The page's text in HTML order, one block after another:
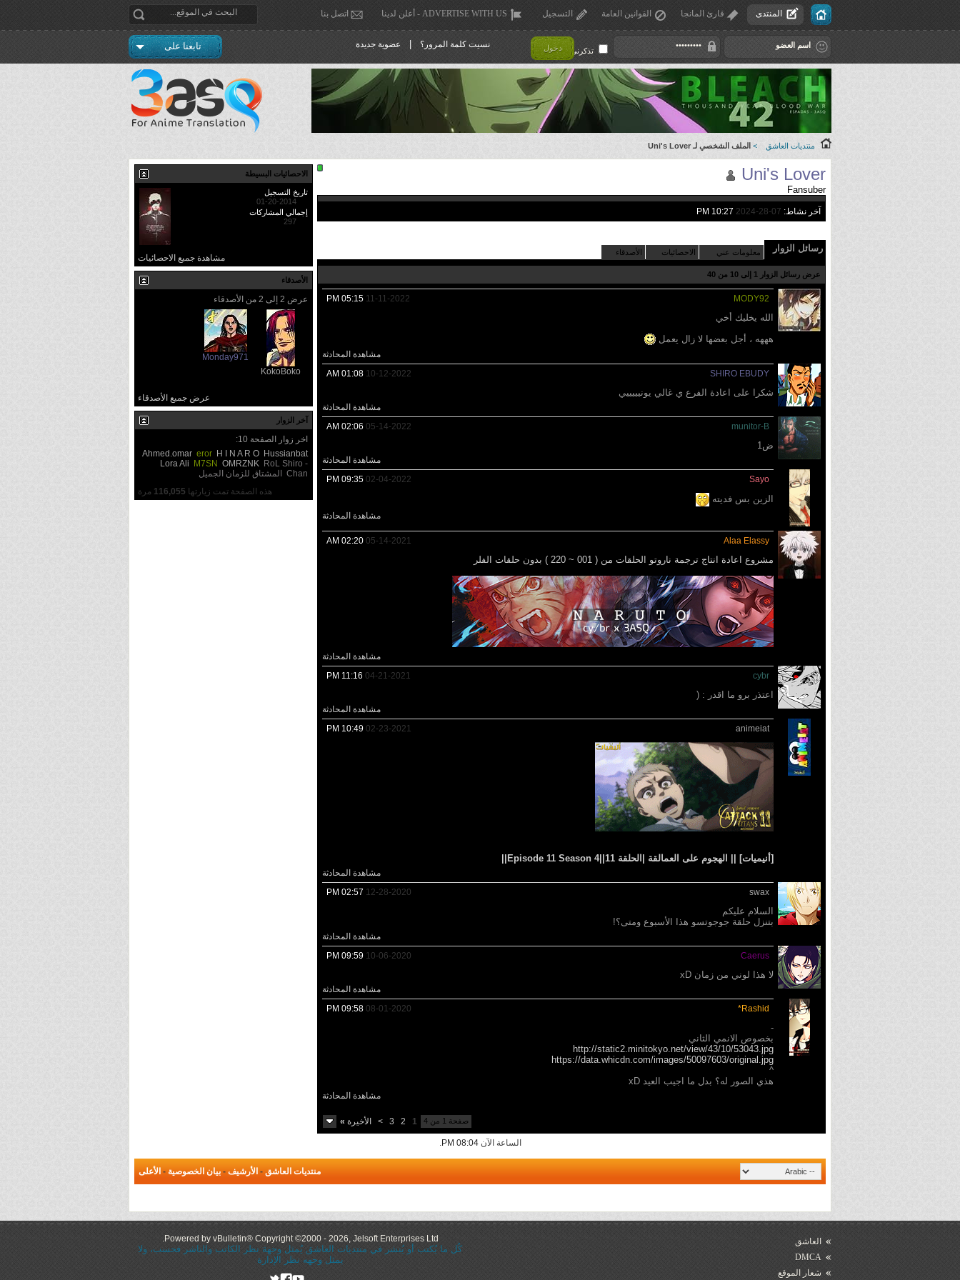
المنتدى قارئ المانجا القوانين العامة التسجيل ADVERTISE WITH US - أعلن لدينا اتصل بنا
تذكرني ! دخول نسيت كلمة المرور؟ عضوية جديدة تابعنا على
منتديات العاشق > الملف الشخصي لـ Uni's Lover
Uni's Lover
Fansuber
آخر نشاط: 10:27 PM
رسائل الزوار معلومات عني الاحصائيات الأصدقاء
عرض رسائل الزوار 1 إلى 10 من 40
11-11-2022
05:15 PM MODY92
الله يخليك أخي
هههه ، أجل بعضها لا زال يعمل
مشاهدة المحادثة
10-12-2022
01:08 AM SHIRO EBUDY
شكرا على اعادة الفرع ي غالي يونيييييي
مشاهدة المحادثة
05-14-2022
02:06 AM munitor-B
ض1
مشاهدة المحادثة
02-04-2022
09:35 PM Sayo
الزين بس فديته
مشاهدة المحادثة
05-14-2021
02:20 AM Alaa Elassy
مشروع اعادة انتاج ترجمة ناروتو الحلقات من ( 001 ~ 220 ) بدون حلقات الفلر
مشاهدة المحادثة
04-21-2021
11:16 PM cybr
اعتذر برو ما اقدر : (
مشاهدة المحادثة
02-23-2021
10:49 PM animeiat
[أنيميات] || الهجوم على العمالقة |الحلقة 11||Episode 11 Season 4||
مشاهدة المحادثة
12-28-2020
02:57 PM swax
السلام عليكم
بتنزل حلقة جوجوتسو هذا الأسبوع ومتى؟!
مشاهدة المحادثة
10-06-2020
09:59 PM Caerus
لا هذا لوني من زمان xD
مشاهدة المحادثة
08-01-2020
09:58 PM Rashid*
-
بخصوص الانمي الثاني
http://static2.minitokyo.net/view/43/10/53043.jpg
https://data.whicdn.com/images/50097603/original.jpg
^
هذي الصور له؟ بدل ما اجيب العيد xD
مشاهدة المحادثة
صفحة 1 من 4 1
2
3
> الأخيرة »
الاحصائيات البسيطة
تاريخ التسجيل
01-20-2014
إجمالي المشاركات
297
مشاهدة جميع الاحصائيات
الأصدقاء
عرض 2 إلى 2 من الأصدقاء
KokoBoko
Monday971
عرض جميع الأصدقاء
آخر الزوار
اخر زوار الصفحة 10:
Ahmed.omar eror H I N A R O Hussianbat
Lora Ali
M7SN OMRZNK RoL Shiro -
Chan
المشتاق للزمان الجميل
هذه الصفحة تمت زيارتها 116,055 مرة
الساعة الآن08:04 PM
.
منتديات العاشق - الأرشيف - بيان الخصوصية - الأعلى
العاشق
DMCA
شعار الموقع
Powered by vBulletin® Copyright ©2000 - 2026, Jelsoft Enterprises Ltd.
كُل ما يُكتب أو يُنشر في منتديات العاشق يُمثل وجهة نظر الكاتب والناشر فحسب، ولا
يمثل وجهه نظر الإدارة